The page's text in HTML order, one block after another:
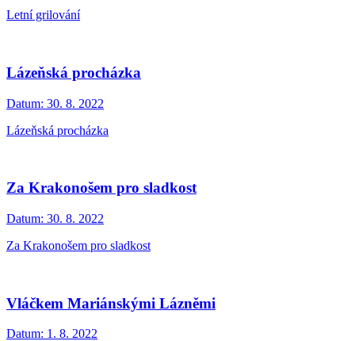
Letní grilování
Lázeňská procházka
Datum: 30. 8. 2022
Lázeňská procházka
Za Krakonošem pro sladkost
Datum: 30. 8. 2022
Za Krakonošem pro sladkost
Vláčkem Mariánskými Lázněmi
Datum: 1. 8. 2022